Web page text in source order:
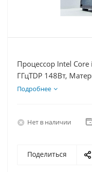
Процессор Intel
ГГцTDP 148Вт,
E, Видеокарта RTX
Подробнее
Нет в наличии
Поделиться